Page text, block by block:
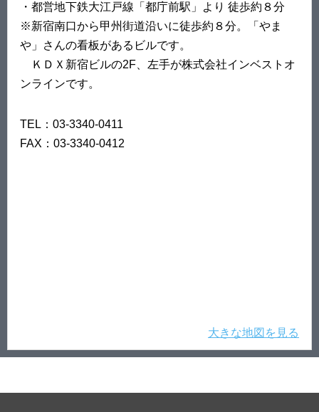
・都営地下鉄大江戸線「都庁前駅」より 徒歩約８分
※新宿南口から甲州街道沿いに徒歩約８分。「やま
や」さんの看板があるビルです。
ＫＤＸ新宿ビルの2F、左手が株式会社インベストオ
ンラインです。
TEL：03-3340-0411
FAX：03-3340-0412
大きな地図を見る